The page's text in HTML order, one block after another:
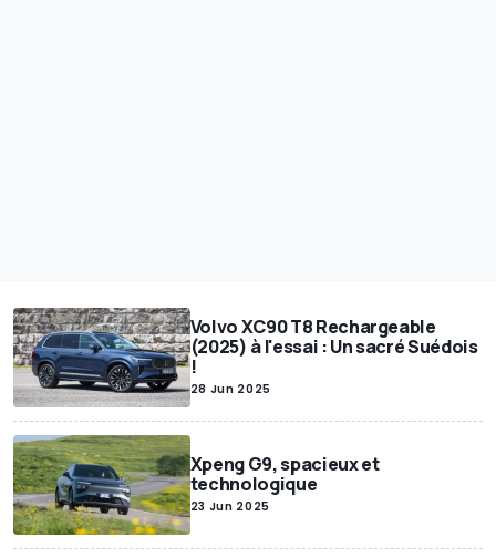
Volvo XC90 T8 Rechargeable
(2025) à l'essai : Un sacré Suédois
!
28 Jun 2025
Xpeng G9, spacieux et
technologique
23 Jun 2025